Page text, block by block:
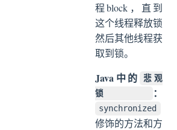
程block，直到
这个线程释放锁
然后其他线程获
取到锁。
Java中的
悲观
锁
：
synchronized
修饰的方法和方